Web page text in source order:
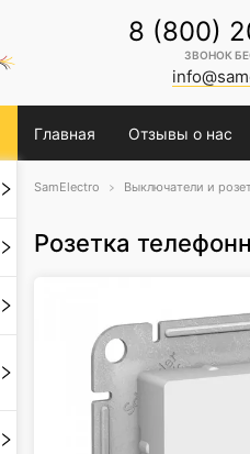
8 (800)
ЗВОНОК
Главная Отзывы о нас
SamElectro Выключатели и
Розетка